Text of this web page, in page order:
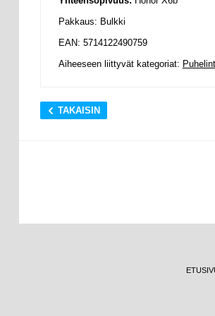
Pakkaus: Bulkki
EAN: 5714122490759
Aiheeseen liittyvät kategoriat:
TAKAISIN